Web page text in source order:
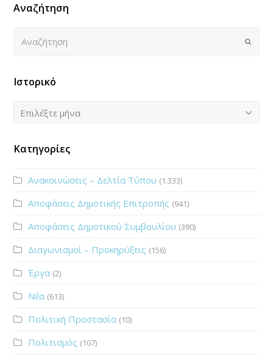
Αναζήτηση
Submit
Ιστορικό
Ιστορικό
Επιλέξτε μήνα
Κατηγορίες
Ανακοινώσεις – Δελτία Τύπου (1.333)
Αποφάσεις Δημοτικής Επιτροπής (941)
Αποφάσεις Δημοτικού Συμβουλίου (390)
Διαγωνισμοί – Προκηρύξεις (156)
Έργα (2)
Νέα (613)
Πολιτική Προστασία (10)
Πολιτισμός (107)